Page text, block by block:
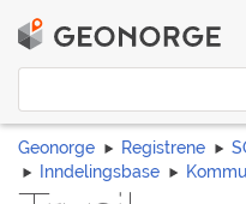
Geonorge Registrene
Inndelingsbase